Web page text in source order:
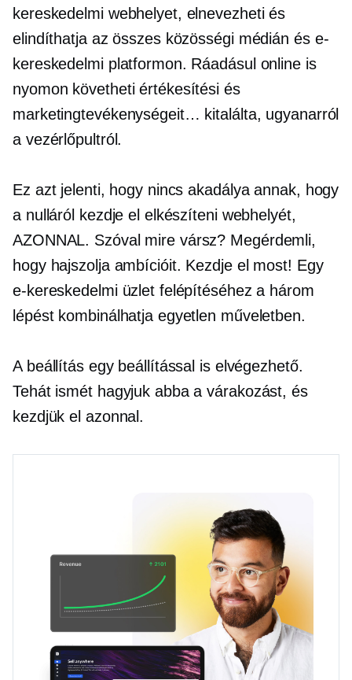
kereskedelmi webhelyet, elnevezheti és
elindíthatja az összes közösségi médián és e-
kereskedelmi platformon. Ráadásul online is
nyomon követheti értékesítési és
marketingtevékenységeit… kitalálta, ugyanarról
a vezérlőpultról.
Ez azt jelenti, hogy nincs akadálya annak, hogy
a nulláról kezdje el elkészíteni webhelyét,
AZONNAL. Szóval mire vársz? Megérdemli,
hogy hajszolja ambícióit. Kezdje el most! Egy
e-kereskedelmi üzlet felépítéséhez a három
lépést kombinálhatja egyetlen műveletben.
A beállítás egy beállítással is elvégezhető.
Tehát ismét hagyjuk abba a várakozást, és
kezdjük el azonnal.